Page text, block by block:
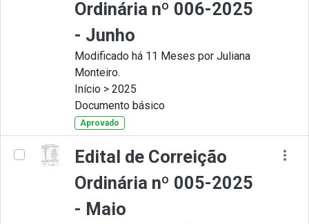
Ordinária nº 006-2025
- Junho
Modificado há 11 Meses por Juliana
Monteiro.
Início > 2025
Documento básico
Aprovado
Edital de Correição
Ordinária nº 005-2025
- Maio